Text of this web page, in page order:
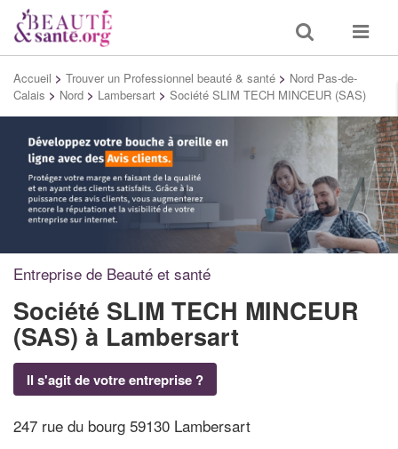
Toggle
search
Toggle
Accueil > Trouver un Professionnel beauté & santé > Nord Pas-de-
Calais > Nord > Lambersart > Société SLIM TECH MINCEUR (SAS)
Entreprise de Beauté et santé
Société SLIM TECH MINCEUR
(SAS) à Lambersart
Il s'agit de votre entreprise ?
247 rue du bourg 59130 Lambersart